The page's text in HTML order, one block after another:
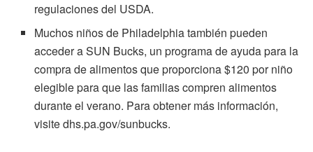
regulaciones del USDA.
Muchos niños de Philadelphia también pueden
acceder a SUN Bucks, un programa de ayuda para la
compra de alimentos que proporciona $120 por niño
elegible para que las familias compren alimentos
durante el verano. Para obtener más información,
visite dhs.pa.gov/sunbucks.